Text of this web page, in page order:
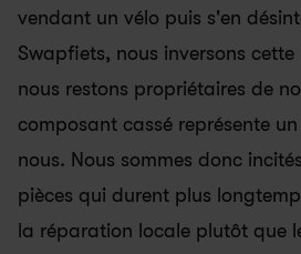
vendant un vélo puis s'en
Swapfiets, nous inversons
nous restons propriétaires de
composant cassé représente
nous. Nous sommes donc
pièces qui durent plus
la réparation locale plutôt que